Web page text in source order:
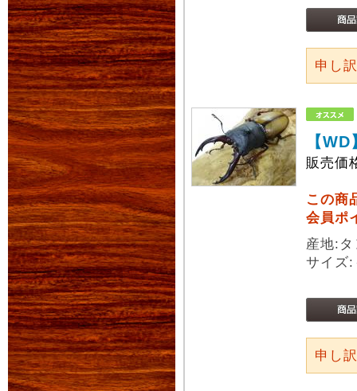
申し
【
販売価
この商
会員ポ
産地:
サイ
申し